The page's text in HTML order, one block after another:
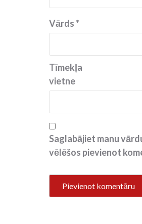
Vārds*
Tīmekļa
vietne
Saglabājiet manu
vēlēšos pievienot